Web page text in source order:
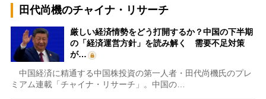
田代尚機のチャイナ・リサーチ
厳しい経済情勢をどう打開するか？中国の下半期
の「経済運営方針」を読み解く 需要不足対策
が…
中国経済に精通する中国株投資の第一人者・田代尚機氏のプレ
ミアム連載「チャイナ・リサーチ」。中国の…